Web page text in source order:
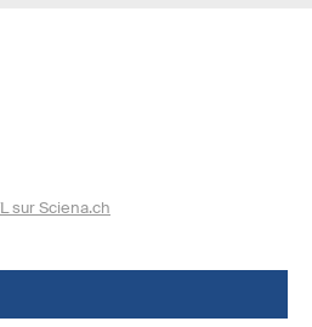
sur Sciena.ch